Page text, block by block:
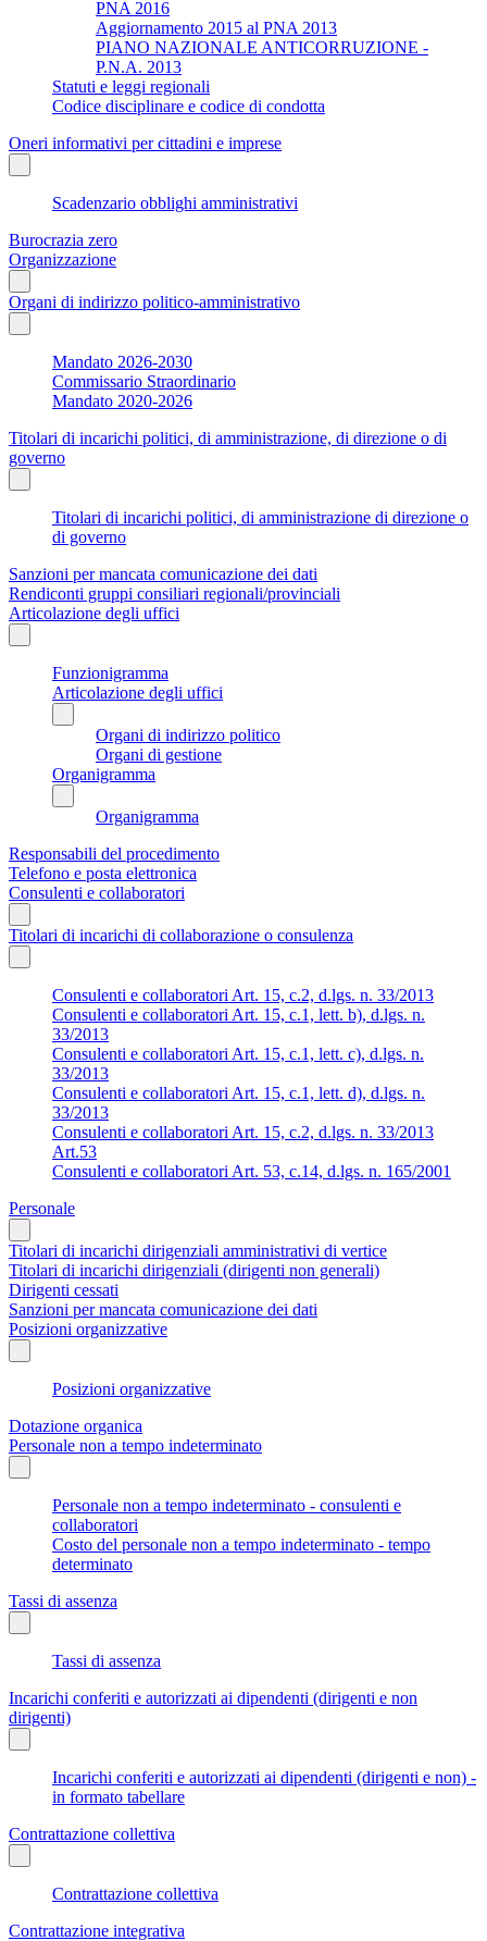
PNA 2016
Aggiornamento 2015 al PNA 2013
PIANO NAZIONALE ANTICORRUZIONE -
P.N.A. 2013
Statuti e leggi regionali
Codice disciplinare e codice di condotta
Oneri informativi per cittadini e imprese
Scadenzario obblighi amministrativi
Burocrazia zero
Organizzazione
Organi di indirizzo politico-amministrativo
Mandato 2026-2030
Commissario Straordinario
Mandato 2020-2026
Titolari di incarichi politici, di amministrazione, di direzione o di
governo
Titolari di incarichi politici, di amministrazione di direzione o
di governo
Sanzioni per mancata comunicazione dei dati
Rendiconti gruppi consiliari regionali/provinciali
Articolazione degli uffici
Funzionigramma
Articolazione degli uffici
Organi di indirizzo politico
Organi di gestione
Organigramma
Organigramma
Responsabili del procedimento
Telefono e posta elettronica
Consulenti e collaboratori
Titolari di incarichi di collaborazione o consulenza
Consulenti e collaboratori Art. 15, c.2, d.lgs. n. 33/2013
Consulenti e collaboratori Art. 15, c.1, lett. b), d.lgs. n.
33/2013
Consulenti e collaboratori Art. 15, c.1, lett. c), d.lgs. n.
33/2013
Consulenti e collaboratori Art. 15, c.1, lett. d), d.lgs. n.
33/2013
Consulenti e collaboratori Art. 15, c.2, d.lgs. n. 33/2013
Art.53
Consulenti e collaboratori Art. 53, c.14, d.lgs. n. 165/2001
Personale
Titolari di incarichi dirigenziali amministrativi di vertice
Titolari di incarichi dirigenziali (dirigenti non generali)
Dirigenti cessati
Sanzioni per mancata comunicazione dei dati
Posizioni organizzative
Posizioni organizzative
Dotazione organica
Personale non a tempo indeterminato
Personale non a tempo indeterminato - consulenti e
collaboratori
Costo del personale non a tempo indeterminato - tempo
determinato
Tassi di assenza
Tassi di assenza
Incarichi conferiti e autorizzati ai dipendenti (dirigenti e non
dirigenti)
Incarichi conferiti e autorizzati ai dipendenti (dirigenti e non) -
in formato tabellare
Contrattazione collettiva
Contrattazione collettiva
Contrattazione integrativa